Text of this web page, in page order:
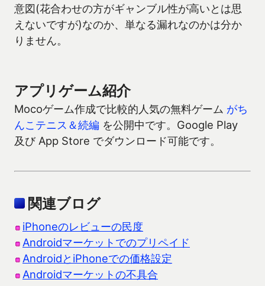
意図(花合わせの方がギャンブル性が高いとは思
えないですが)なのか、単なる漏れなのかは分か
りません。
アプリゲーム紹介
Mocoゲーム作成で比較的人気の無料ゲーム がち
んこテニス＆続編 を公開中です。Google Play
及び App Store でダウンロード可能です。
関連ブログ
iPhoneのレビューの民度
Androidマーケットでのプリペイド
AndroidとiPhoneでの価格設定
Androidマーケットの不具合